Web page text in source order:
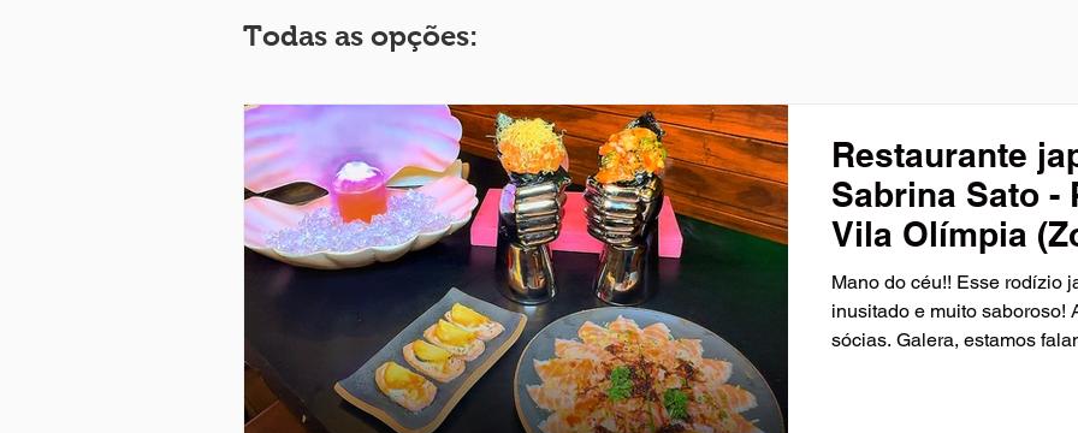
Todas as opções:
Restaurante
Sabrina Sato -
Vila Olímpia
Mano do céu!! Esse rodízio
inusitado e muito saboroso!
sócias. Galera, estamos